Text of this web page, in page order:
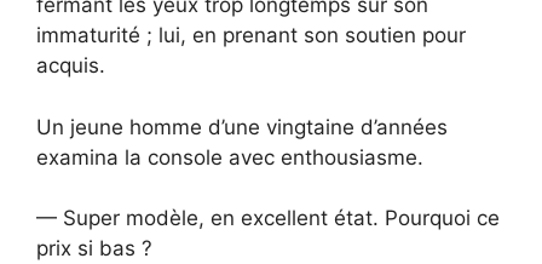
fermant les yeux trop longtemps sur son
immaturité ; lui, en prenant son soutien pour
acquis.
Un jeune homme d’une vingtaine d’années
examina la console avec enthousiasme.
— Super modèle, en excellent état. Pourquoi ce
prix si bas ?